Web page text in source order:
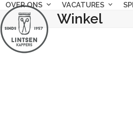
Skip
to
content
OVER ONS VACATURES
Winkel